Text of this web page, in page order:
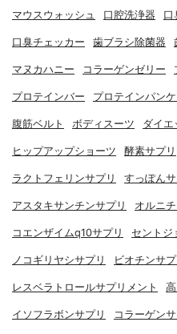
マウスウォッシュ 口腔洗浄器 口
口臭チェッカー 歯ブラシ除菌器
マヌカハニー コラーゲンゼリー
プロテインバー プロテインパン
腹筋ベルト ボディスーツ ダイエ
ヒップアップショーツ 酵素サプリ
ラクトフェリンサプリ すっぽんサ
アスタキサンチンサプリ オルニ
コエンザイムq10サプリ セントジ
ノコギリヤシサプリ ビオチンサプ
レスベラトロールサプリメント
イソフラボンサプリ コラーゲンサ